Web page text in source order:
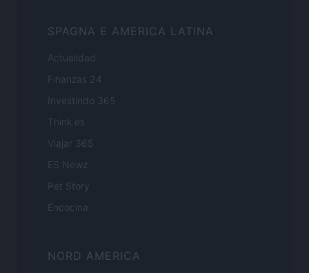
SPAGNA E AMERICA LATINA
Actualidad
Finanzas 24
Investindo 365
Think.es
Viajar 365
ES Newz
Pet Story
Encocina
NORD AMERICA